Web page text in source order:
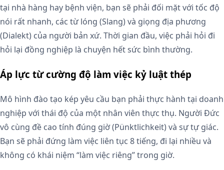
tại nhà hàng hay bệnh viện, bạn sẽ phải đối mặt với tốc độ
nói rất nhanh, các từ lóng (Slang) và giọng địa phương
(Dialekt) của người bản xứ. Thời gian đầu, việc phải hỏi đi
hỏi lại đồng nghiệp là chuyện hết sức bình thường.
Áp lực từ cường độ làm việc kỷ luật thép
Mô hình đào tạo kép yêu cầu bạn phải thực hành tại doanh
nghiệp với thái độ của một nhân viên thực thụ. Người Đức
vô cùng đề cao tính đúng giờ (Pünktlichkeit) và sự tự giác.
Bạn sẽ phải đứng làm việc liên tục 8 tiếng, đi lại nhiều và
không có khái niệm “làm việc riêng” trong giờ.